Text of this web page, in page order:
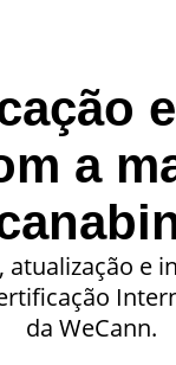
a
atualização e
da WeCann.